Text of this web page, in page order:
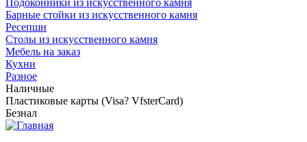
Подоконники из искусственного камня
Барные стойки из искусственного камня
Ресепшн
Cтолы из искусственного камня
Мебель на заказ
Кухни
Разное
Наличные
Пластиковые карты (Visa? VfsterCard)
Безнал